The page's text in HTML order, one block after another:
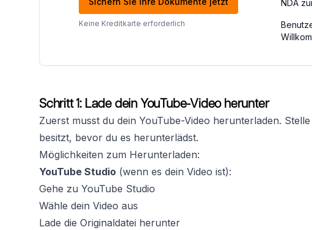
Keine Kreditkarte erforderlich
NDA
Schritt 1: Lade dein YouTube-Video herunter
Zuerst musst du dein YouTube-Video herunterladen.
besitzt, bevor du es herunterlädst.
Möglichkeiten zum Herunterladen:
YouTube Studio (wenn es dein Video ist):
Gehe zu YouTube Studio
Wähle dein Video aus
Lade die Originaldatei herunter